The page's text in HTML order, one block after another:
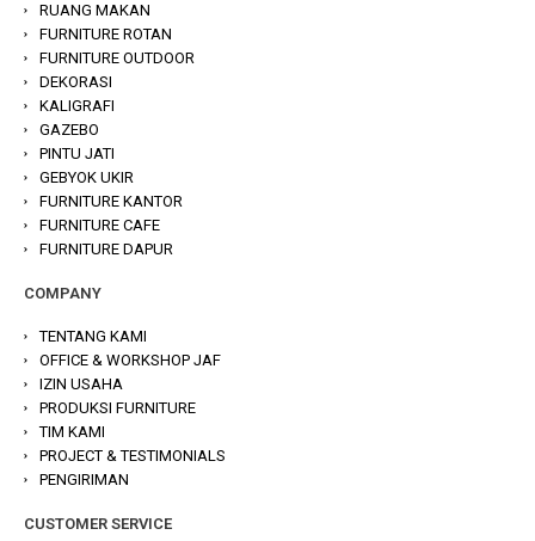
RUANG MAKAN
FURNITURE ROTAN
FURNITURE OUTDOOR
DEKORASI
KALIGRAFI
GAZEBO
PINTU JATI
GEBYOK UKIR
FURNITURE KANTOR
FURNITURE CAFE
FURNITURE DAPUR
COMPANY
TENTANG KAMI
OFFICE & WORKSHOP JAF
IZIN USAHA
PRODUKSI FURNITURE
TIM KAMI
PROJECT & TESTIMONIALS
PENGIRIMAN
CUSTOMER SERVICE